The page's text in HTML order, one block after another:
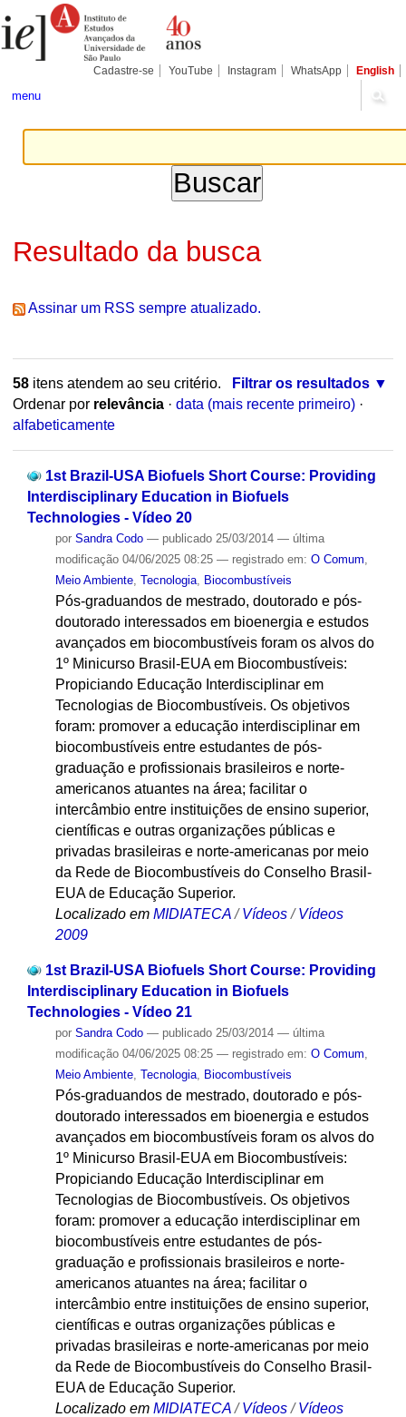
para
conteúdo.
Pessoais
Cadastre-se YouTube Instagram WhatsApp English
menu
Resultado da busca
Assinar um RSS sempre atualizado.
58itens atendem ao seu critério.
Filtrar os resultados
Ordenar por relevância · data (mais recente primeiro) ·
alfabeticamente
1st Brazil-USA Biofuels Short Course: Providing
Interdisciplinary Education in Biofuels
Technologies - Vídeo 20
por Sandra Codo — publicado25/03/2014 — última
modificação04/06/2025 08:25 — registrado em: O Comum
Meio Ambiente, Tecnologia, Biocombustíveis
Pós-graduandos de mestrado, doutorado e pós-
doutorado interessados em bioenergia e estudos
avançados em biocombustíveis foram os alvos do
1º Minicurso Brasil-EUA em Biocombustíveis:
Propiciando Educação Interdisciplinar em
Tecnologias de Biocombustíveis. Os objetivos
foram: promover a educação interdisciplinar em
biocombustíveis entre estudantes de pós-
graduação e profissionais brasileiros e norte-
americanos atuantes na área; facilitar o
intercâmbio entre instituições de ensino superior,
científicas e outras organizações públicas e
privadas brasileiras e norte-americanas por meio
da Rede de Biocombustíveis do Conselho Brasil-
EUA de Educação Superior.
Localizado em MIDIATECA /Vídeos /Vídeos
2009
1st Brazil-USA Biofuels Short Course: Providing
Interdisciplinary Education in Biofuels
Technologies - Vídeo 21
por Sandra Codo — publicado25/03/2014 — última
modificação04/06/2025 08:25 — registrado em: O Comum
Meio Ambiente, Tecnologia, Biocombustíveis
Pós-graduandos de mestrado, doutorado e pós-
doutorado interessados em bioenergia e estudos
avançados em biocombustíveis foram os alvos do
1º Minicurso Brasil-EUA em Biocombustíveis:
Propiciando Educação Interdisciplinar em
Tecnologias de Biocombustíveis. Os objetivos
foram: promover a educação interdisciplinar em
biocombustíveis entre estudantes de pós-
graduação e profissionais brasileiros e norte-
americanos atuantes na área; facilitar o
intercâmbio entre instituições de ensino superior,
científicas e outras organizações públicas e
privadas brasileiras e norte-americanas por meio
da Rede de Biocombustíveis do Conselho Brasil-
EUA de Educação Superior.
Localizado em MIDIATECA /Vídeos /Vídeos